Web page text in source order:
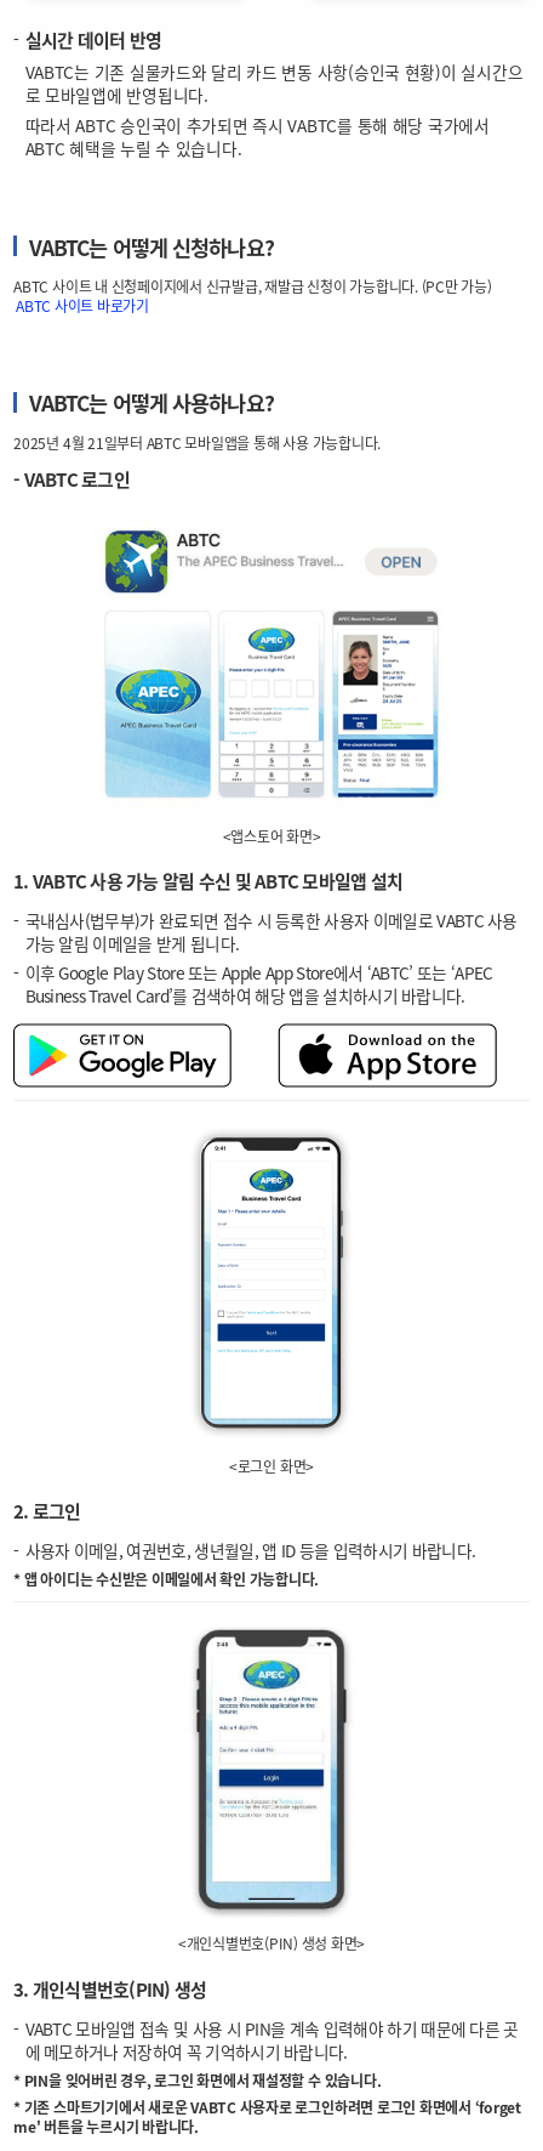
실시간 데이터 반영
VABTC는 기존 실물카드와 달리 카드 변동 사항(승인국 현황)이 실시간으
로 모바일앱에 반영됩니다.
따라서 ABTC 승인국이 추가되면 즉시 VABTC를 통해 해당 국가에서
ABTC 혜택을 누릴 수 있습니다.
VABTC는 어떻게 신청하나요?
ABTC 사이트 내 신청페이지에서 신규발급, 재발급 신청이 가능합니다. (PC만 가능)
ABTC 사이트 바로가기
VABTC는 어떻게 사용하나요?
2025년 4월 21일부터 ABTC 모바일앱을 통해 사용 가능합니다.
- VABTC 로그인
<앱스토어 화면>
1. VABTC 사용 가능 알림 수신 및 ABTC 모바일앱 설치
국내심사(법무부)가 완료되면 접수 시 등록한 사용자 이메일로 VABTC 사용
가능 알림 이메일을 받게 됩니다.
이후 Google Play Store 또는 Apple App Store에서 ‘ABTC’ 또는 ‘APEC
Business Travel Card’를 검색하여 해당 앱을 설치하시기 바랍니다.
<로그인 화면>
2. 로그인
사용자 이메일, 여권번호, 생년월일, 앱 ID 등을 입력하시기 바랍니다.
* 앱 아이디는 수신받은 이메일에서 확인 가능합니다.
<개인식별번호(PIN) 생성 화면>
3. 개인식별번호(PIN) 생성
VABTC 모바일앱 접속 및 사용 시 PIN을 계속 입력해야 하기 때문에 다른 곳
에 메모하거나 저장하여 꼭 기억하시기 바랍니다.
* PIN을 잊어버린 경우, 로그인 화면에서 재설정할 수 있습니다.
* 기존 스마트기기에서 새로운 VABTC 사용자로 로그인하려면 로그인 화면에서 ‘forget
me' 버튼을 누르시기 바랍니다.